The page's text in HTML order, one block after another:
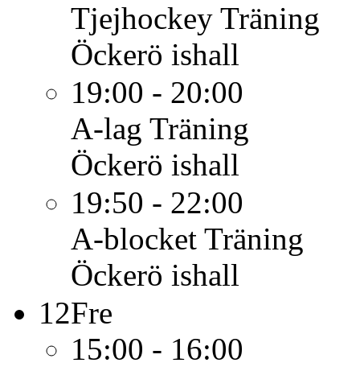
Tjejhockey Träning
Öckerö ishall
19:00 - 20:00
A-lag Träning
Öckerö ishall
19:50 - 22:00
A-blocket Träning
Öckerö ishall
12Fre
15:00 - 16:00